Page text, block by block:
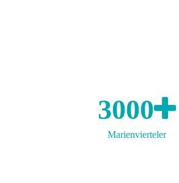
3000
Marienvierteler